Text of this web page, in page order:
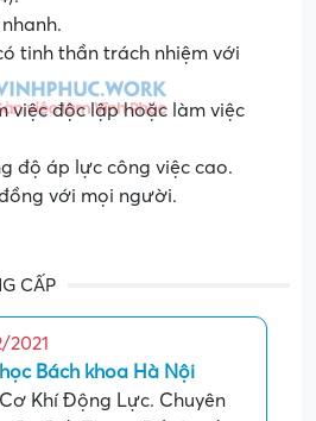
tinh thần trách nhiệm với
việc độc lập hoặc làm việc
độ áp lực công việc cao.
với mọi người.
CẤP
2021
Bách khoa Hà Nội
Khí Động Lực. Chuyên